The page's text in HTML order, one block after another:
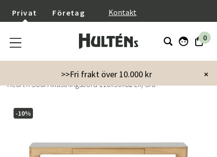
Privat Företag Kontakt
0
×
>>Fri frakt över 10.000 kr
Möbler Bord
Avlastningsbord
Heart'n'Soul Avlastningsbord 110x30x82 Ek/Grå
-10%